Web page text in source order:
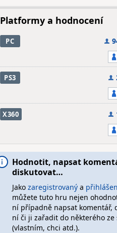
Platformy a hodnocení
PC
PS3
X360
Hodnotit, napsat
diskutovat…
Jako zaregistrovanýa
můžete tuto hru nejen
ní případně napsat komentář,
ní či ji zařadit do některého ze
(vlastním, chci atd.).